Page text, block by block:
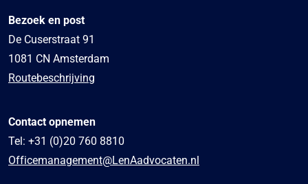
Bezoek en post
De Cuserstraat 91
1081 CN Amsterdam
Routebeschrijving
Contact opnemen
Tel: +31 (0)20 760 8810
Officemanagement@LenAadvocaten.nl